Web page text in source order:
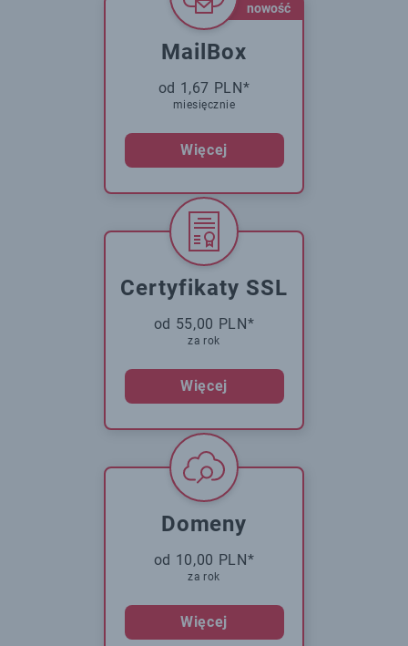
nowość
MailBox
od 1,67 PLN*
miesięcznie
Więcej
Certyfikaty SSL
od 55,00 PLN*
za rok
Więcej
Domeny
od 10,00 PLN*
za rok
Więcej